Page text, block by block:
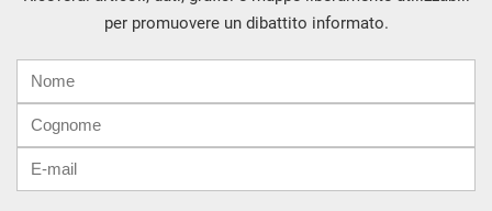
per promuovere un dibattito informato.
mail